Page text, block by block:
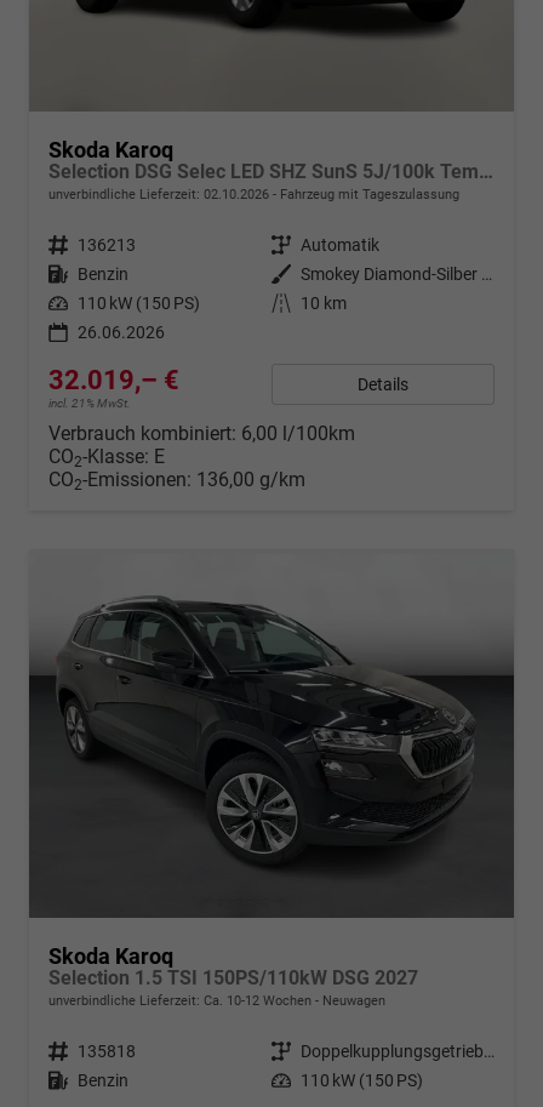
Skoda Karoq
Selection DSG Selec LED SHZ SunS 5J/100k Temp VirtC
unverbindliche Lieferzeit: 02.10.2026 Fahrzeug mit Tageszulassung
Fahrzeugnr. 136213 Getriebe Automatik
Kraftstoff Benzin Außenfarbe
Smokey Diamond-Silber Metallic
Leistung 110 kW (150 PS) Kilometerstand
10 km
26.06.2026
32.019,– €
incl. 21% MwSt.
Details
Verbrauch kombiniert: 6,00 l/100km
CO2-Klasse: E
CO2-Emissionen: 136,00 g/km
Skoda Karoq
Selection 1.5 TSI 150PS/110kW DSG 2027
unverbindliche Lieferzeit: Ca. 10-12 Wochen Neuwagen
Fahrzeugnr. 135818 Getriebe
Doppelkupplungsgetriebe (DSG)
Kraftstoff Benzin Leistung 110 kW (150 PS)